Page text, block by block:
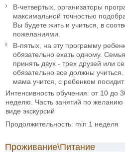
В-четвертых, организаторы
максимальной точностью
Вы будете жить и учиться, в
пожеланиями.
В-пятых, на эту программу
обязательно ехать одному.
принять двух - трех друзей или
обязательно все должны
мама учится, с ребенком посидит
Интенсивность обучения: от 10 до
неделю. Часть занятий по желанию
виде экскурсий
Продолжительность: min 1 неделя
Проживание\Питание